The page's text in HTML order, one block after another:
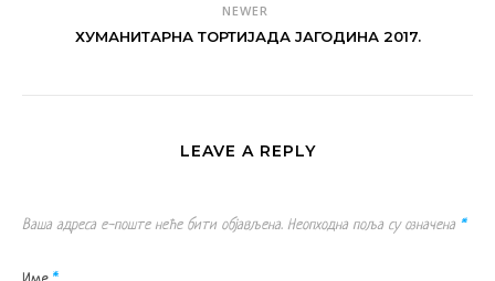
NEWER
ХУМАНИТАРНА ТОРТИЈАДА ЈАГОДИНА 2017.
LEAVE A REPLY
Ваша адреса е-поште неће бити објављена. Неопходна поља су означена *